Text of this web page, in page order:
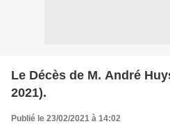
Le Décès de M. André
2021).
Publié le 23/02/2021 à 14:02